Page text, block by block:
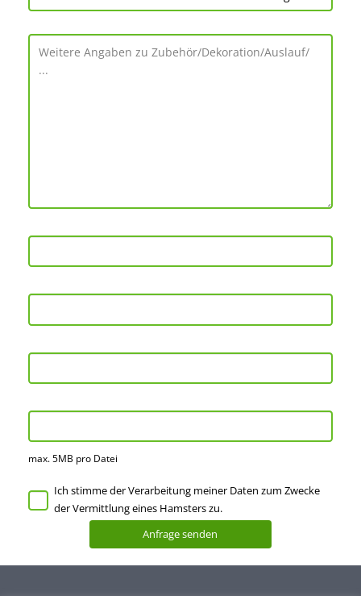
max. 5MB pro Datei
Ich stimme der Verarbeitung meiner Daten zum Zwecke
der Vermittlung eines Hamsters zu.